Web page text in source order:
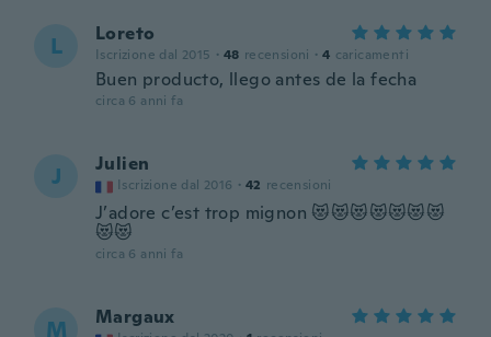
L Loreto
Iscrizione dal 2015 · 48 recensioni · 4 caricamenti
Buen producto, llego antes de la fecha
circa 6 anni fa
J Julien
Iscrizione dal 2016 · 42 recensioni
J’adore c’est trop mignon 😻😻😻😻😻😻😻
😻😻
circa 6 anni fa
M Margaux